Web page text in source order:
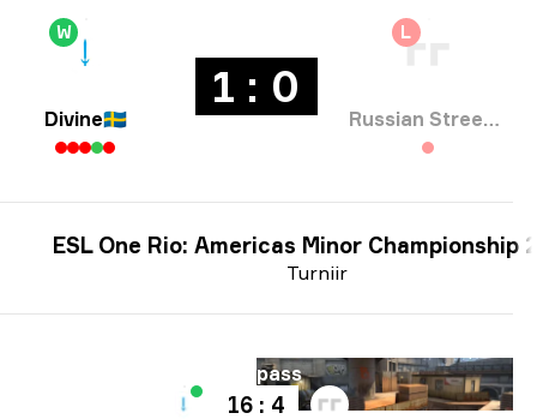
W
Divine🇸🇪
1 : 0
L
Russian Street Party
Turniir
ESL One Rio: Americas Minor Championship
Overpass
16 : 4